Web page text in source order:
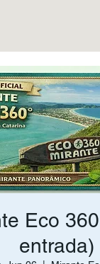
Eco
entrada)